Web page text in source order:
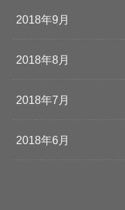
2018年9月
2018年8月
2018年7月
2018年6月